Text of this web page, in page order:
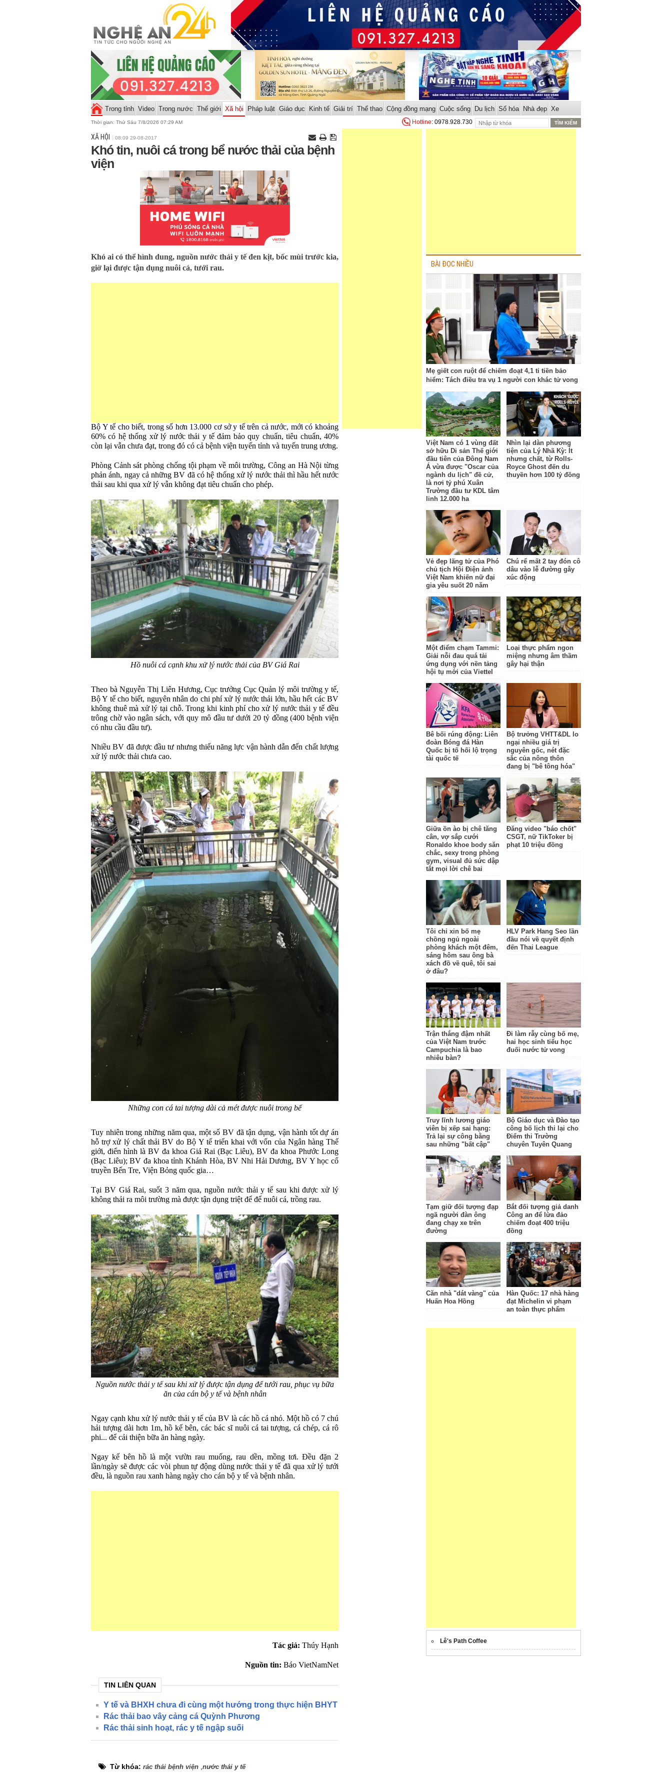
Trong tỉnh Video Trong nước Thế giới Xã hội Pháp luật Giáo dục Kinh tế Giải trí Thể thao Cộng đồng mạng Cuộc sống Du lịch Số hóa Nhà đẹp Xe
Thời gian: Thứ Sáu 7/8/2026 07:29 AM Hotline: 0978.928.730
XÃ HỘI 08:09 29-08-2017
Khó tin, nuôi cá trong bể nước thải của bệnh
viện
Khó ai có thể hình dung, nguồn nước thải y tế đen kịt, bốc mùi trước kia,
giờ lại được tận dụng nuôi cá, tưới rau.
Bộ Y tế cho biết, trong số hơn 13.000 cơ sở y tế trên cả nước, mới có khoảng
60% có hệ thống xử lý nước thải y tế đảm bảo quy chuẩn, tiêu chuẩn, 40%
còn lại vẫn chưa đạt, trong đó có cả bệnh viện tuyến tỉnh và tuyến trung ương.
Phòng Cảnh sát phòng chống tội phạm về môi trường, Công an Hà Nội từng
phản ánh, ngay cả những BV đã có hệ thống xử lý nước thải thì hầu hết nước
thải sau khi qua xử lý vẫn không đạt tiêu chuẩn cho phép.
Hồ nuôi cá cạnh khu xử lý nước thải của BV Giá Rai
Theo bà Nguyễn Thị Liên Hương, Cục trưởng Cục Quản lý môi trường y tế,
Bộ Y tế cho biết, nguyên nhân do chi phí xử lý nước thải lớn, hầu hết các BV
không thuê mà xử lý tại chỗ. Trong khi kinh phí cho xử lý nước thải y tế đều
trông chờ vào ngân sách, với quy mô đầu tư dưới 20 tỷ đồng (400 bệnh viện
có nhu cầu đầu tư).
Nhiều BV đã được đầu tư nhưng thiếu năng lực vận hành dẫn đến chất lượng
xử lý nước thải chưa cao.
Những con cá tai tượng dài cả mét được nuôi trong bể
Tuy nhiên trong những năm qua, một số BV đã tận dụng, vận hành tốt dự án
hỗ trợ xử lý chất thải BV do Bộ Y tế triển khai với vốn của Ngân hàng Thế
giới, điển hình là BV đa khoa Giá Rai (Bạc Liêu), BV đa khoa Phước Long
(Bạc Liêu); BV đa khoa tỉnh Khánh Hòa, BV Nhi Hải Dương, BV Y học cổ
truyền Bến Tre, Viện Bỏng quốc gia…
Tại BV Giá Rai, suốt 3 năm qua, nguồn nước thải y tế sau khi được xử lý
không thải ra môi trường mà được tận dụng triệt để để nuôi cá, trồng rau.
Nguồn nước thải y tế sau khi xử lý được tận dụng để tưới rau, phục vụ bữa
ăn của cán bộ y tế và bệnh nhân
Ngay cạnh khu xử lý nước thải y tế của BV là các hồ cá nhỏ. Một hồ có 7 chú
hải tượng dài hơn 1m, hồ kế bên, các bác sĩ nuôi cá tai tượng, cá chép, cá rô
phi... để cải thiện bữa ăn hàng ngày.
Ngay kế bên hồ là một vườn rau muống, rau dền, mồng tơi. Đều đặn 2
lần/ngày sẽ được các vòi phun tự động dùng nước thải y tế đã qua xử lý tưới
đều, là nguồn rau xanh hàng ngày cho cán bộ y tế và bệnh nhân.
Tác giả: Thúy Hạnh
Nguồn tin: Báo VietNamNet
TIN LIÊN QUAN
Y tế và BHXH chưa đi cùng một hướng trong thực hiện BHYT
Rác thải bao vây cảng cá Quỳnh Phương
Rác thải sinh hoạt, rác y tế ngập suối
Từ khóa: rác thải bệnh viện nước thải y tế
BÀI ĐỌC NHIỀU
Mẹ giết con ruột để chiếm đoạt 4,1 tỉ tiền bảo
hiểm: Tách điều tra vụ 1 người con khác tử vong
Việt Nam có 1 vùng đất
sở hữu Di sản Thế giới
đầu tiên của Đông Nam
Á vừa được "Oscar của
ngành du lịch" đề cử,
là nơi tỷ phú Xuân
Trường đầu tư KDL tâm
linh 12.000 ha
Nhìn lại dàn phương
tiện của Lý Nhã Kỳ: Ít
nhưng chất, từ Rolls-
Royce Ghost đến du
thuyền hơn 100 tỷ đồng
Vẻ đẹp lãng tử của Phó
chủ tịch Hội Điện ảnh
Việt Nam khiến nữ đại
gia yêu suốt 20 năm
Chú rể mất 2 tay đón cô
dâu vào lễ đường gây
xúc động
Một điểm chạm Tammi:
Giải nỗi đau quá tải
ứng dụng với nền tảng
hội tụ mới của Viettel
Loại thực phẩm ngon
miệng nhưng âm thầm
gây hại thận
Bê bối rúng động: Liên
đoàn Bóng đá Hàn
Quốc bị tố hối lộ trọng
tài quốc tế
Bộ trưởng VHTT&DL lo
ngại nhiều giá trị
nguyên gốc, nét đặc
sắc của nông thôn
đang bị "bê tông hóa"
Giữa ồn ào bị chê tăng
cân, vợ sắp cưới
Ronaldo khoe body săn
chắc, sexy trong phòng
gym, visual đủ sức dập
tắt mọi lời chê bai
Đăng video "báo chốt"
CSGT, nữ TikToker bị
phạt 10 triệu đồng
Tôi chỉ xin bố mẹ
chồng ngủ ngoài
phòng khách một đêm,
sáng hôm sau ông bà
xách đồ về quê, tôi sai
ở đâu?
HLV Park Hang Seo lần
đầu nói về quyết định
đến Thai League
Trận thắng đậm nhất
của Việt Nam trước
Campuchia là bao
nhiêu bàn?
Đi làm rẫy cùng bố mẹ,
hai học sinh tiểu học
đuối nước tử vong
Truy lĩnh lương giáo
viên bị xếp sai hạng:
Trả lại sự công bằng
sau những "bất cập"
Bộ Giáo dục và Đào tạo
công bố lịch thi lại cho
Điểm thi Trường
chuyên Tuyên Quang
Tạm giữ đối tượng đạp
ngã người đàn ông
đang chạy xe trên
đường
Bắt đối tượng giả danh
Công an để lừa đảo
chiếm đoạt 400 triệu
đồng
Căn nhà "dát vàng" của
Huấn Hoa Hồng
Hàn Quốc: 17 nhà hàng
đạt Michelin vi phạm
an toàn thực phẩm
Lê's Path Coffee